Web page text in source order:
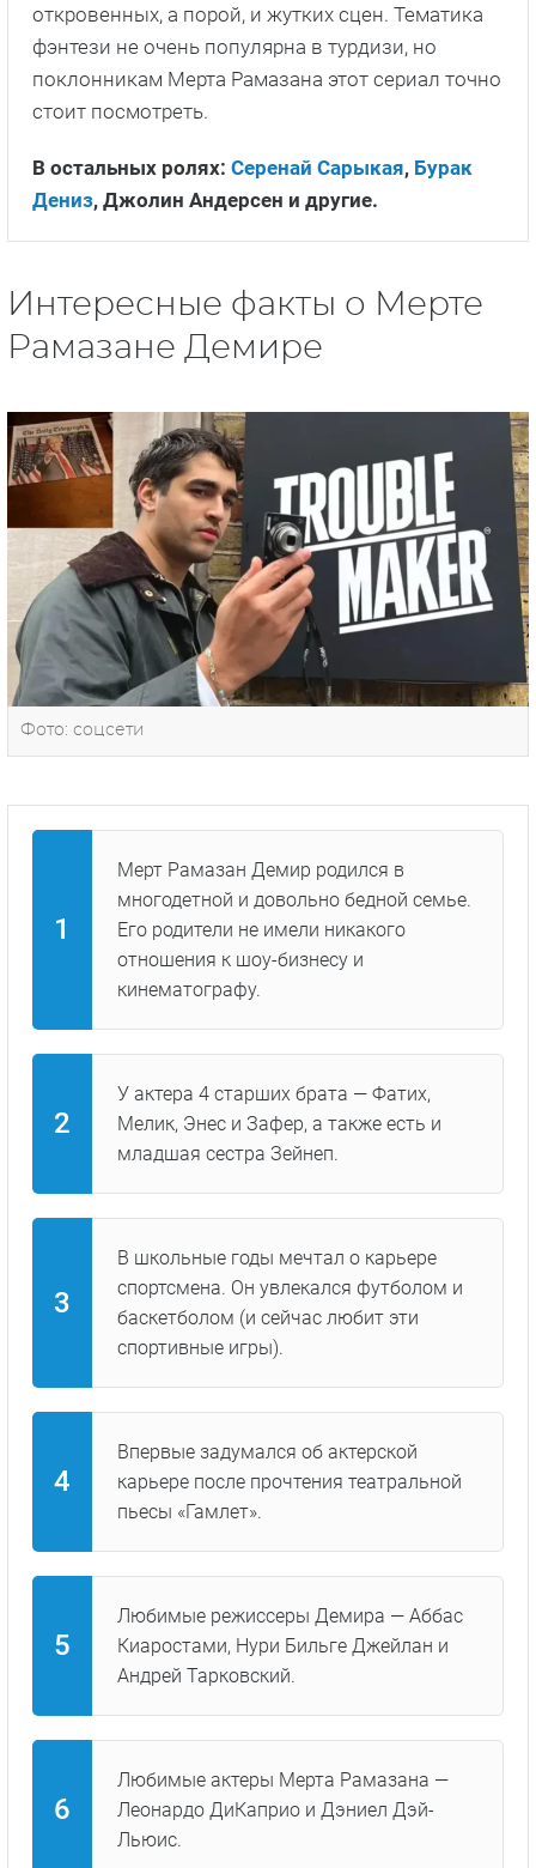
откровенных, а порой, и жутких сцен. Тематика
фэнтези не очень популярна в турдизи, но
поклонникам Мерта Рамазана этот сериал точно
стоит посмотреть.
В остальных ролях: Серенай Сарыкая, Бурак
Дениз, Джолин Андерсен и другие.
Интересные факты о Мерте
Рамазане Демире
Фото: соцсети
Мерт Рамазан Демир родился в
многодетной и довольно бедной семье.
Его родители не имели никакого
отношения к шоу-бизнесу и
кинематографу.
У актера 4 старших брата — Фатих,
Мелик, Энес и Зафер, а также есть и
младшая сестра Зейнеп.
В школьные годы мечтал о карьере
спортсмена. Он увлекался футболом и
баскетболом (и сейчас любит эти
спортивные игры).
Впервые задумался об актерской
карьере после прочтения театральной
пьесы «Гамлет».
Любимые режиссеры Демира — Аббас
Киаростами, Нури Бильге Джейлан и
Андрей Тарковский.
Любимые актеры Мерта Рамазана —
Леонардо ДиКаприо и Дэниел Дэй-
Льюис.